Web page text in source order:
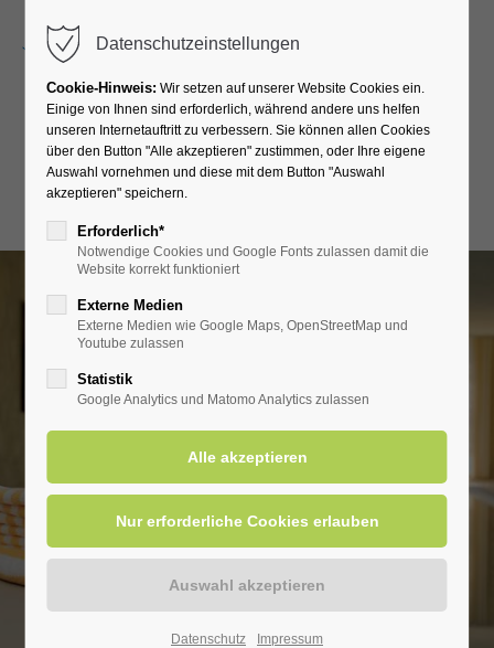
Thermalhotel Kemper
6 + 1 Übernachtungen
Datenschutzeinstellungen
Cookie-Hinweis: Wir setzen auf unserer Website Cookies ein.
Einige von Ihnen sind erforderlich, während andere uns helfen
unseren Internetauftritt zu verbessern. Sie können allen Cookies
über den Button "Alle akzeptieren" zustimmen, oder Ihre eigene
Auswahl vornehmen und diese mit dem Button "Auswahl
akzeptieren" speichern.
Erforderlich*
Notwendige Cookies und Google Fonts zulassen damit die
Website korrekt funktioniert
Externe Medien
Externe Medien wie Google Maps, OpenStreetMap und
Youtube zulassen
Statistik
Google Analytics und Matomo Analytics zulassen
Datenschutz Impressum